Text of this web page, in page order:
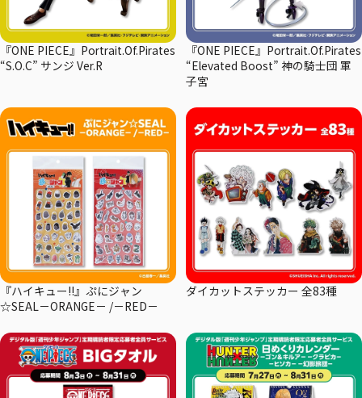
『ONE PIECE』Portrait.Of.Pirates
“S.O.C” サンジ Ver.R
『ONE PIECE』Portrait.Of.Pirates
“Elevated Boost” 神の騎士団 軍
子宮
『ハイキュー!!』ぷにジャン
☆SEAL－ORANGE－ /－RED－
ダイカットステッカー 全83種